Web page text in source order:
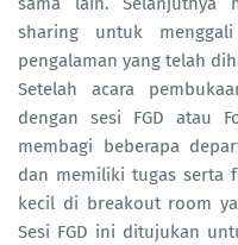
sharing untuk
pengalaman yang telah
Setelah acara
dengan sesi FGD atau
membagi beberapa
dan memiliki tugas serta
kecil di breakout room
Sesi FGD ini ditujukan